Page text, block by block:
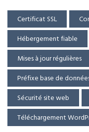
Certificat SSL
Hébergement fiable
Mises à jour régulières
Préfixe base de
Sécurité site web
Téléchargement